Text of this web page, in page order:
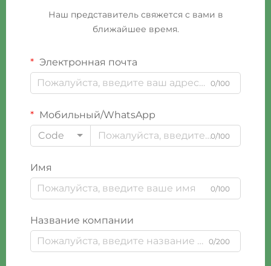
Наш представитель свяжется с вами в
ближайшее время.
Электронная почта
0/100
Мобильный/WhatsApp
Code
0/100
Имя
0/100
Название компании
0/200